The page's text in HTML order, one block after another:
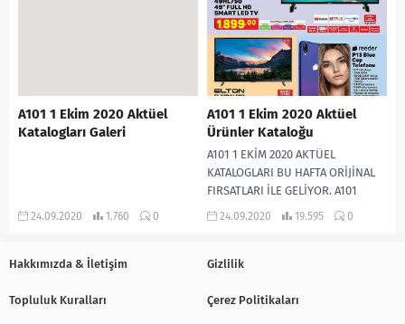
A101 1 Ekim 2020 Aktüel
Katalogları Galeri
24.09.2020 1.760 0
A101 1 Ekim 2020 Aktüel
Ürünler Kataloğu
A101 1 EKİM 2020 AKTÜEL
KATALOGLARI BU HAFTA ORİJİNAL
FIRSATLARI İLE GELİYOR. A101
AKTÜEL ÜRÜN KATALOGLARI NET
24.09.2020 19.595 0
Hakkımızda & İletişim Gizlilik
Topluluk Kuralları Çerez Politikaları